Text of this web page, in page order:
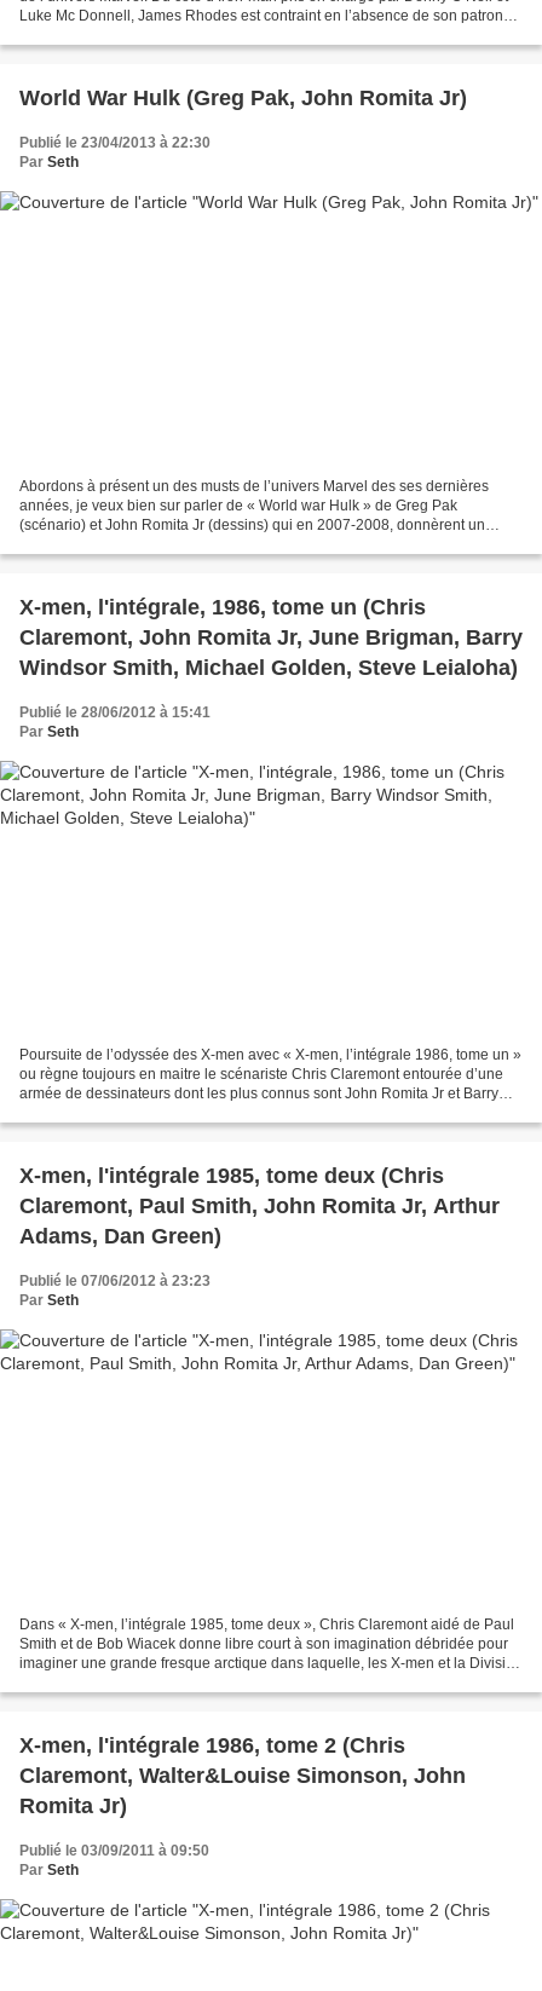
Luke Mc Donnell, James Rhodes est contraint en l’absence de son patron
World War Hulk (Greg Pak, John Romita Jr)
Publié le 23/04/2013 à 22:30
Par Seth
Abordons à présent un des musts de l’univers Marvel des ses dernières
années, je veux bien sur parler de « World war Hulk » de Greg Pak
(scénario) et John Romita Jr (dessins) qui en 2007-2008, donnèrent un
X-men, l'intégrale, 1986, tome un (Chris
Claremont, John Romita Jr, June Brigman, Barry
Windsor Smith, Michael Golden, Steve Leialoha)
Publié le 28/06/2012 à 15:41
Par Seth
Poursuite de l’odyssée des X-men avec « X-men, l’intégrale 1986, tome un »
ou règne toujours en maitre le scénariste Chris Claremont entourée d’une
armée de dessinateurs dont les plus connus sont John Romita Jr et Barry
X-men, l'intégrale 1985, tome deux (Chris
Claremont, Paul Smith, John Romita Jr, Arthur
Adams, Dan Green)
Publié le 07/06/2012 à 23:23
Par Seth
Dans « X-men, l’intégrale 1985, tome deux », Chris Claremont aidé de Paul
Smith et de Bob Wiacek donne libre court à son imagination débridée pour
imaginer une grande fresque arctique dans laquelle, les X-men et la Division
X-men, l'intégrale 1986, tome 2 (Chris
Claremont, Walter&Louise Simonson, John
Romita Jr)
Publié le 03/09/2011 à 09:50
Par Seth